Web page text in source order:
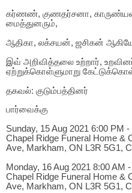
கர்ணண், குணதர்சனா,
மைத்துனரும்,
ஆதிகா, லக்சயன், ஜசிகன்
இவ் அறிவித்தலை உற்றார்,
ஏற்றுக்கொள்ளுமாறு
தகவல்: குடும்பத்தினர்
பார்வைக்கு
Sunday, 15 Aug 2021 6:00 PM -
Chapel Ridge Funeral Home &
Ave, Markham, ON L3R 5G1,
Monday, 16 Aug 2021 8:00 AM -
Chapel Ridge Funeral Home &
Ave, Markham, ON L3R 5G1,